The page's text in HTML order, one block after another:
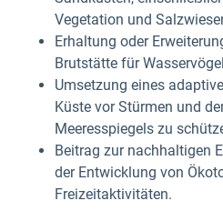
Vegetation und
Erhaltung oder
Brutstätte für
Umsetzung eines
Küste vor Stürmen und
Meeresspiegels zu
Beitrag zur nachhaltigen
der Entwicklung von
Freizeitaktivitäten.